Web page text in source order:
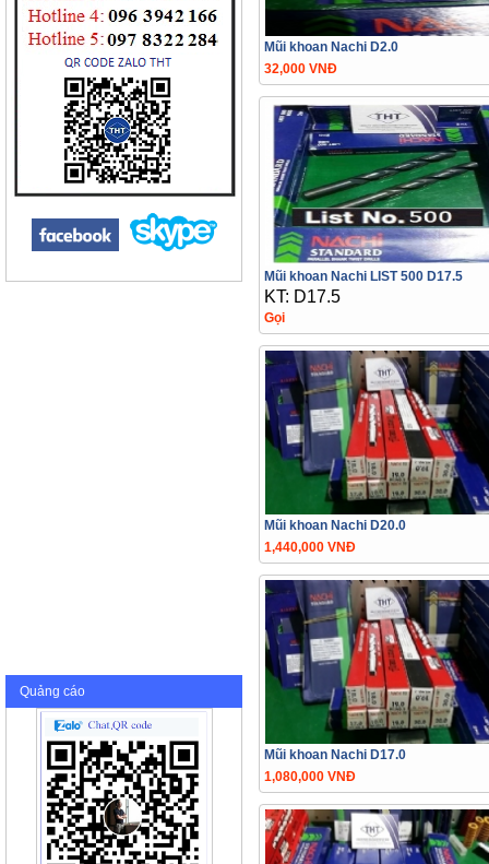
Quảng cáo
Mũi khoan Nachi D2.0
32,000 VNĐ
Mũi khoan Nachi LIST 500 D17.5
KT: D17.5
Gọi
Mũi khoan Nachi D20.0
1,440,000 VNĐ
Mũi khoan Nachi D17.0
1,080,000 VNĐ